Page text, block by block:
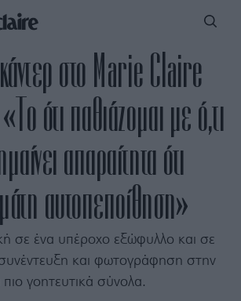
στο Marie Claire
ότι παθιάζομαι με ό,τι
απαραίτητα ότι
αυτοπεποίθηση»
σε ένα υπέροχο εξώφυλλο και σε
και φωτογράφηση στην
γοητευτικά σύνολα.